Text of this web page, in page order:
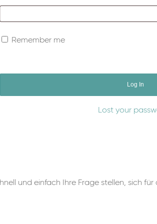
Remember me
Log In
Lost your
und einfach Ihre Frage stellen, sich